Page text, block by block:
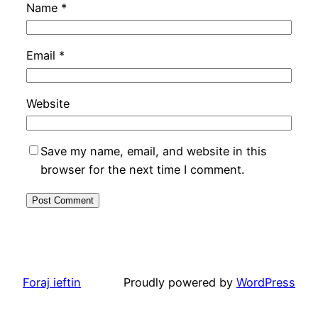
Name *
Email *
Website
Save my name, email, and website in this
browser for the next time I comment.
Foraj ieftin Proudly powered by WordPress